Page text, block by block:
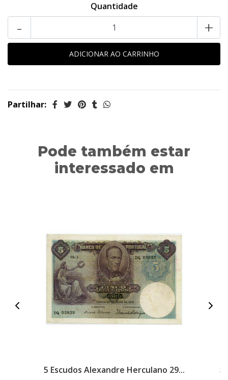
Quantidade
- +
Partilhar:
Pode também estar
interessado em
5 Escudos Alexandre Herculano 29...
5